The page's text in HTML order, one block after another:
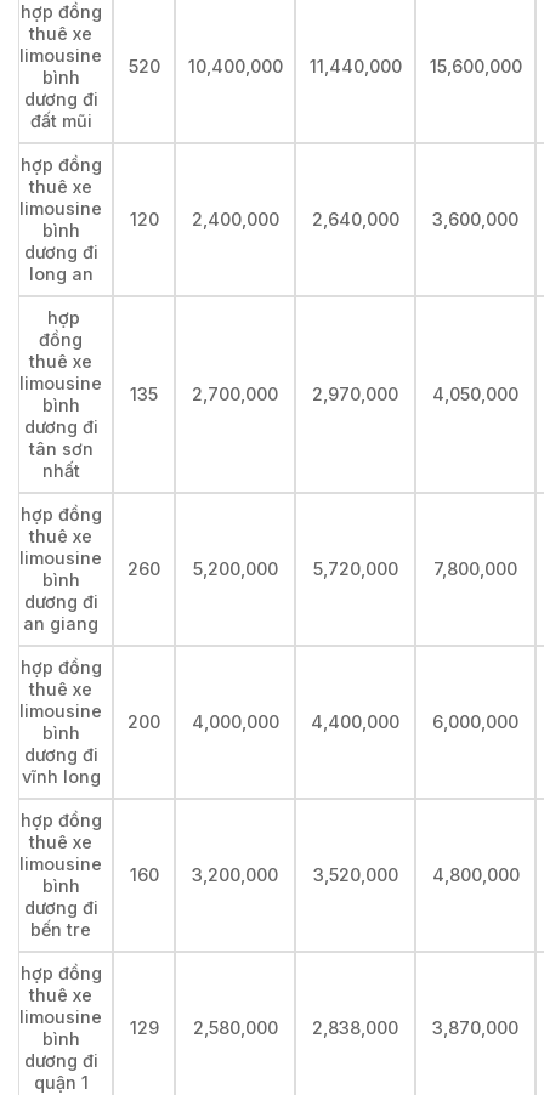
hợp đồng
thuê xe
limousine
bình
dương đi
đất mũi
520 10,400,000 11,440,000 15,600,000
hợp đồng
thuê xe
limousine
bình
dương đi
long an
120 2,400,000 2,640,000 3,600,000
hợp
đồng
thuê xe
limousine
bình
dương đi
tân sơn
nhất
135 2,700,000 2,970,000 4,050,000
hợp đồng
thuê xe
limousine
bình
dương đi
an giang
260 5,200,000 5,720,000 7,800,000
hợp đồng
thuê xe
limousine
bình
dương đi
vĩnh long
200 4,000,000 4,400,000 6,000,000
hợp đồng
thuê xe
limousine
bình
dương đi
bến tre
160 3,200,000 3,520,000 4,800,000
hợp đồng
thuê xe
limousine
bình
dương đi
quận 1
129 2,580,000 2,838,000 3,870,000